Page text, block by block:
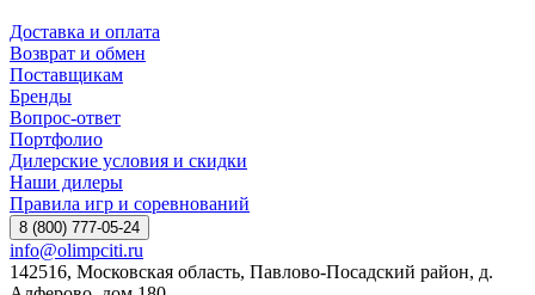
Доставка и оплата
Возврат и обмен
Поставщикам
Бренды
Вопрос-ответ
Портфолио
Дилерские условия и скидки
Наши дилеры
Правила игр и соревнований
8 (800) 777-05-24
info@olimpciti.ru
142516, Московская область, Павлово-Посадский район, д.